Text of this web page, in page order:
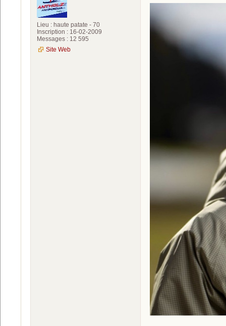
Lieu : haute patate - 70
Inscription : 16-02-2009
Messages : 12 595
Site Web